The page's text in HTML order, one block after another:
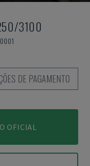
3100
DE PAGAMENTO
OFICIAL